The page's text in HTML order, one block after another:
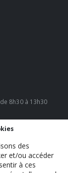
8h30 à 13h30
des
et/ou accéder
à ces